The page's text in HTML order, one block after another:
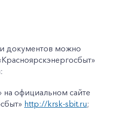
документов можно
на официальном сайте
http://krsk-sbit.ru;